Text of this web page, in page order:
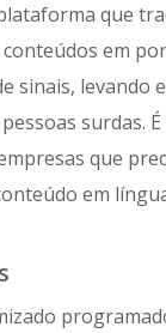
que
em
sinais, levando
surdas.
que
em